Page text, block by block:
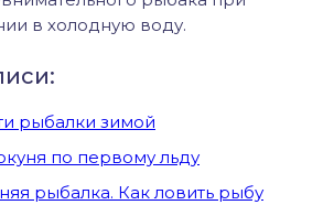
в холодную воду.
рыбалки зимой
по первому льду
рыбалка. Как ловить рыбу